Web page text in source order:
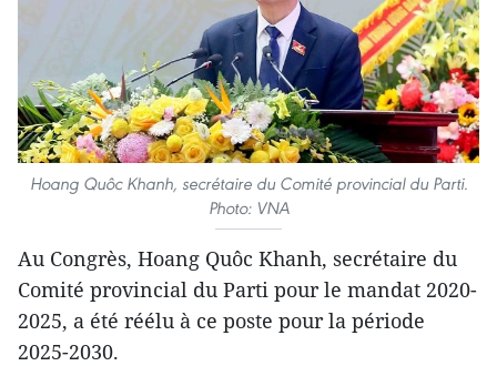
Hoang Quôc Khanh, secrétaire du Comité provincial du Parti.
Photo: VNA
Au Congrès, Hoang Quôc Khanh, secrétaire du
Comité provincial du Parti pour le mandat 2020-
2025, a été réélu à ce poste pour la période
2025-2030.